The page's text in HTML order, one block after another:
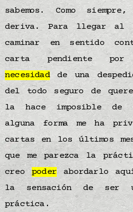
sabemos. Como
deriva. Para llegar al
caminar en sentido
carta pendiente
necesidadde una
del todo seguro de
la hace imposible de
alguna forma me ha
cartas en los últimos
que me parezca la
creopoderabordarlo
la sensación de ser
práctica.